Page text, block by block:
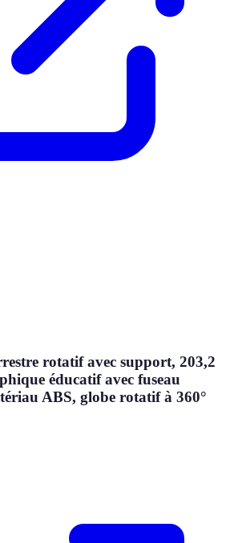
rotatif avec support, 203,2
éducatif avec fuseau
ABS, globe rotatif à 360°